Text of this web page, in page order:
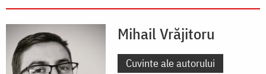
Mihail Vrăjitoru
Cuvinte ale autorului